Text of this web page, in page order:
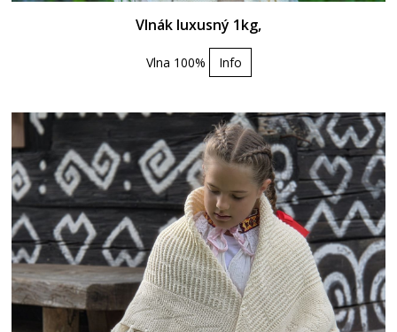
Vlnák luxusný 1kg,
Vlna 100% Info